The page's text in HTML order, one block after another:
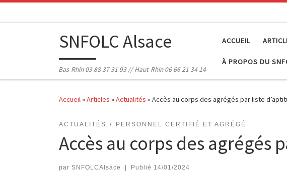
SNFOLC Alsace
Bas-Rhin 03 88 37 31 93 // Haut-Rhin 06 66 21 34 14
ACCUEIL
À PROPOS DU
Accueil»Articles »Actualités »Accès au corps des agrégés par liste
ACTUALITÉS PERSONNEL CERTIFIÉ ET AGRÉGÉ
Accès au corps des agrégés
par SNFOLCAlsace Publié 14/01/2024